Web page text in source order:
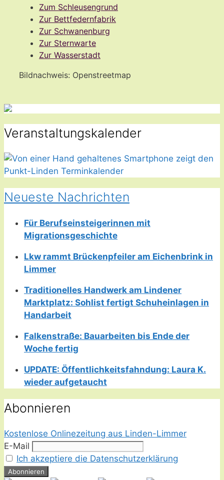
Zum Schleusengrund
Zur Bettfedernfabrik
Zur Schwanenburg
Zur Sternwarte
Zur Wasserstadt
Bildnachweis: Openstreetmap
Veranstaltungskalender
Neueste Nachrichten
Für Berufseinsteigerinnen mit
Migrationsgeschichte
Lkw rammt Brückenpfeiler am Eichenbrink in
Limmer
Traditionelles Handwerk am Lindener
Marktplatz: Sohlist fertigt Schuheinlagen in
Handarbeit
Falkenstraße: Bauarbeiten bis Ende der
Woche fertig
UPDATE: Öffentlichkeitsfahndung: Laura K.
wieder aufgetaucht
Abonnieren
Kostenlose Onlinezeitung aus Linden-Limmer
E-Mail
Ich akzeptiere die Datenschutzerklärung